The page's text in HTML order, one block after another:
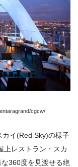
cgcw/
イ(Red Sky)の様子
上レストラン・スカ
360度を見渡せる絶